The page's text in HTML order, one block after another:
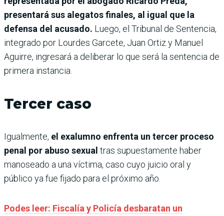
presentará sus alegatos finales, al igual que la
defensa del acusado. Luego, el Tribunal de Sentencia,
integrado por Lourdes Garcete, Juan Ortiz y Manuel
Aguirre, ingresará a deliberar lo que será la sentencia de
primera instancia.
Tercer caso
Igualmente, el exalumno enfrenta un tercer proceso
penal por abuso sexual tras supuestamente haber
manoseado a una víctima, caso cuyo juicio oral y
público ya fue fijado para el próximo año.
Podes leer: Fiscalía y Policía desbaratan un